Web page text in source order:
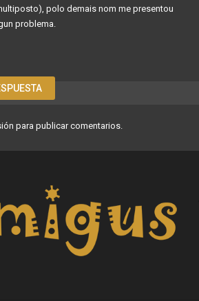
polo demais nom me presentou
problema.
para publicar comentarios.